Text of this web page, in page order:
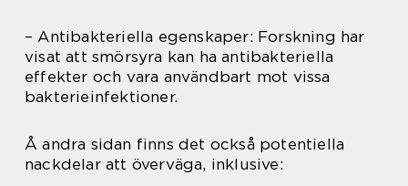
– Antibakteriella egenskaper: Forskning har
visat att smörsyra kan ha antibakteriella
effekter och vara användbart mot vissa
bakterieinfektioner.
Å andra sidan finns det också potentiella
nackdelar att överväga, inklusive: